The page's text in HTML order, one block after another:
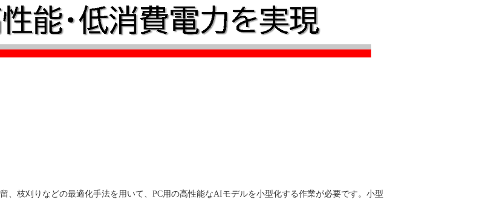
枝刈りなどの最適化手法を用いて、PC用の高性能なAIモデルを小型化する作業が必要です。小型